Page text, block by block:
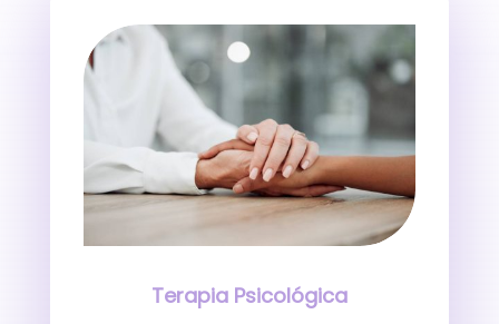
Terapia Psicológica